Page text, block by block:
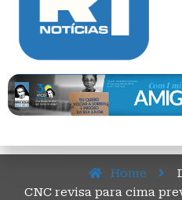
Home
CNC revisa para cima